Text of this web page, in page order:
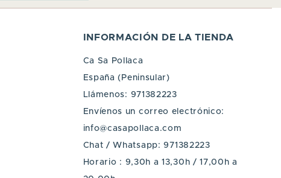
INFORMACIÓN DE LA TIENDA
Ca Sa Pollaca
España (Peninsular)
Llámenos: 971382223
Envíenos un correo electrónico:
info@casapollaca.com
Chat / Whatsapp:971382223
Horario : 9,30h a 13,30h / 17,00h a